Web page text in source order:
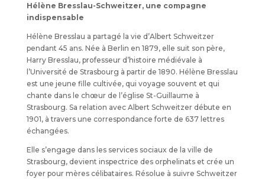
Hélène Bresslau-Schweitzer, une compagne
indispensable
Hélène Bresslau a partagé la vie d’Albert Schweitzer
pendant 45 ans. Née à Berlin en 1879, elle suit son père,
Harry Bresslau, professeur d’histoire médiévale à
l’Université de Strasbourg à partir de 1890. Hélène Bresslau
est une jeune fille cultivée, qui voyage souvent et qui
chante dans le chœur de l’église St-Guillaume à
Strasbourg. Sa relation avec Albert Schweitzer débute en
1901, à travers une correspondance forte de 637 lettres
échangées.
Elle s’engage dans les services sociaux de la ville de
Strasbourg, devient inspectrice des orphelinats et crée un
foyer pour mères célibataires. Résolue à suivre Schweitzer